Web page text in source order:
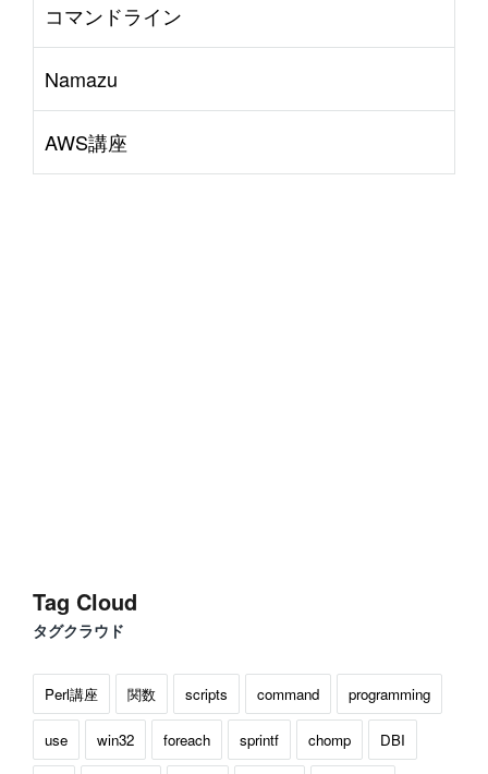
コマンドライン
Namazu
AWS講座
Tag Cloud
タグクラウド
Perl講座 関数 scripts command programming
use win32 foreach sprintf chomp DBI